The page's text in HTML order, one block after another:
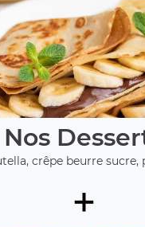
Nos
crêpe beurre sucre,
+